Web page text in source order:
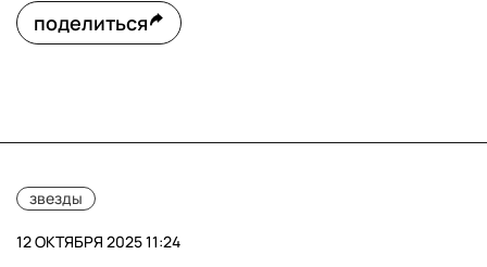
поделиться
звезды
12 ОКТЯБРЯ 2025 11:24